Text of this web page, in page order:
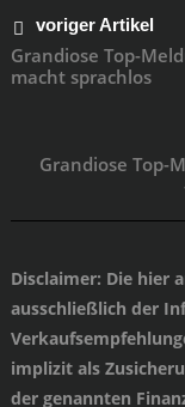
voriger Artikel
Grandiose Top-
macht sprachlos
Grandiose Top-
Disclaimer: Die hier
ausschließlich der
implizit als
der genannten